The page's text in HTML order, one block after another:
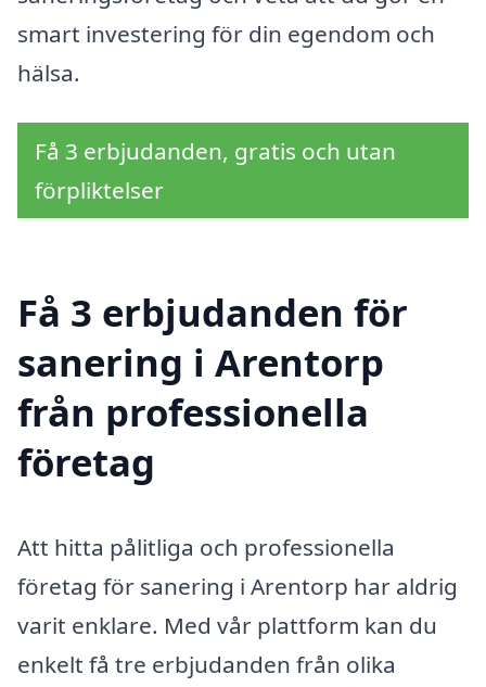
smart investering för din egendom och
hälsa.
Få 3 erbjudanden, gratis och utan
förpliktelser
Få 3 erbjudanden för
sanering i Arentorp
från professionella
företag
Att hitta pålitliga och professionella
företag för sanering i Arentorp har aldrig
varit enklare. Med vår plattform kan du
enkelt få tre erbjudanden från olika